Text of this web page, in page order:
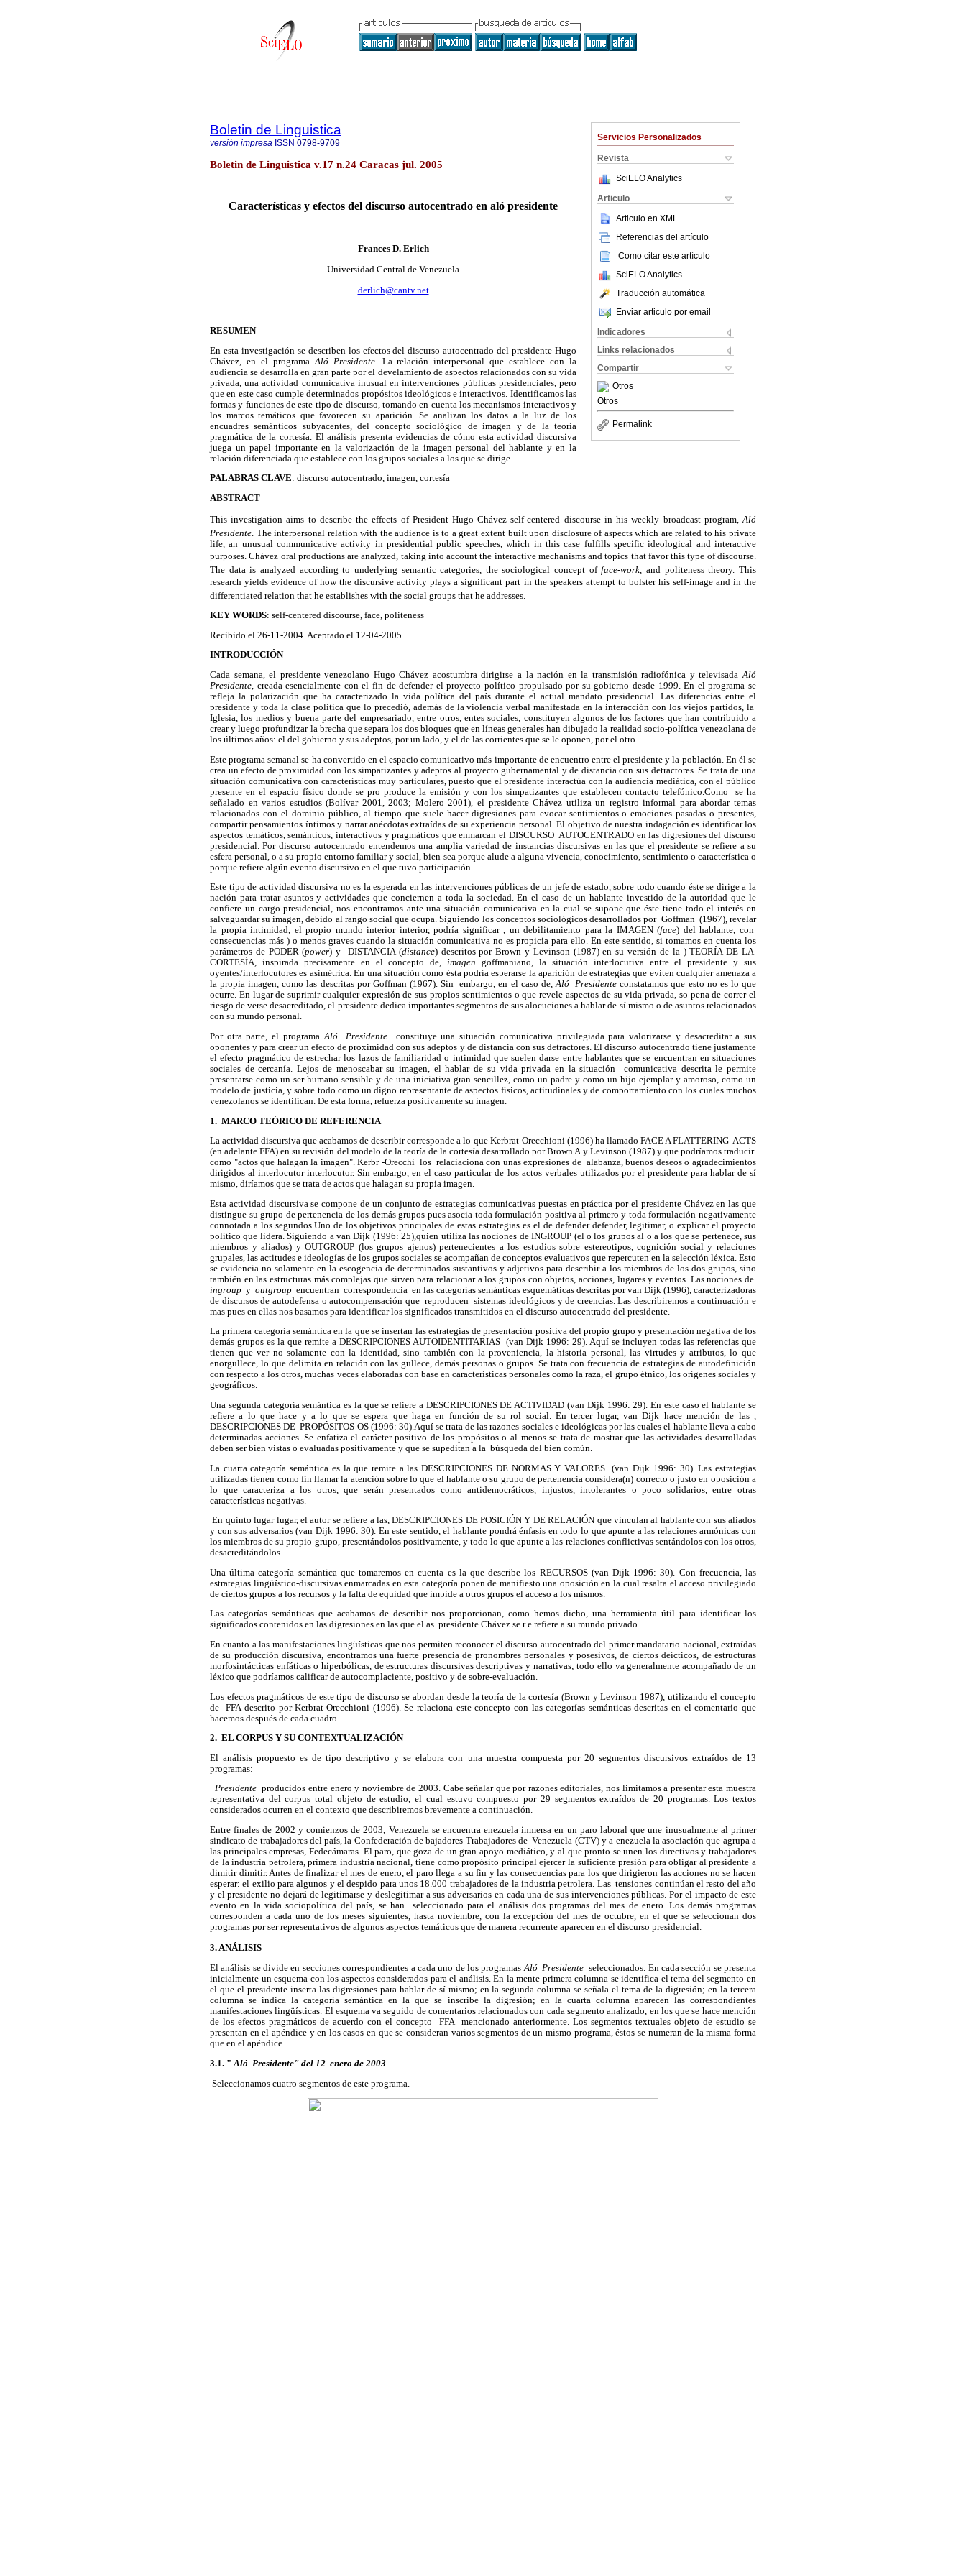
Servicios Personalizados
Revista
SciELO Analytics
Articulo
Articulo en XML
Referencias del artículo
Como citar este artículo
SciELO Analytics
Traducción automática
Enviar articulo por email
Indicadores
Links relacionados
Compartir
Otros
Otros
Permalink
Boletin de Linguistica
versión impresa ISSN 0798-9709
Boletin de Linguistica v.17 n.24 Caracas jul. 2005
Características y efectos del discurso autocentrado en aló presidente
Frances D. Erlich
Universidad Central de Venezuela
derlich@cantv.net
RESUMEN
En esta investigación se describen los efectos del discurso autocentrado del presidente Hugo
Chávez, en el programaAló Presidente. La relación interpersonal que establece con la
audiencia se desarrolla en gran parte por el develamiento de aspectos relacionados con su vida
privada, una actividad comunicativa inusual en intervenciones públicas presidenciales, pero
que en este caso cumple determinados propósitos ideológicos e interactivos. Identificamos las
formas y funciones de este tipo de discurso, tomando en cuenta los mecanismos interactivos y
los marcos temáticos que favorecen su aparición. Se analizan los datos a la luz de los
encuadres semánticos subyacentes, del concepto sociológico de imagen y de la teoría
pragmática de la cortesía. El análisis presenta evidencias de cómo esta actividad discursiva
juega un papel importante en la valorización de la imagen personal del hablante y en la
relación diferenciada que establece con los grupos sociales a los que se dirige.
PALABRAS CLAVE: discurso autocentrado, imagen, cortesía
ABSTRACT
This investigation aims to describe the effects of President Hugo Chávez self-centered discourse in his weekly broadcast program, Aló
Presidente . The interpersonal relation with the audience is to a great extent built upon disclosure of aspects which are related to his private
life, an unusual communicative activity in presidential public speeches, which in this case fulfills specific ideological and interactive
purposes. Chávez oral productions are analyzed, taking into account the interactive mechanisms and topics that favor this type of discourse.
The data is analyzed according to underlying semantic categories, the sociological concept offace-work , and politeness theory. This
research yields evidence of how the discursive activity plays a significant part in the speakers attempt to bolster his self-image and in the
differentiated relation that he establishes with the social groups that he addresses.
KEY WORDS: self-centered discourse, face, politeness
Recibido el 26-11-2004. Aceptado el 12-04-2005.
INTRODUCCIÓN
Cada semana, el presidente venezolano Hugo Chávez acostumbra dirigirse a la nación en la transmisión radiofónica y televisadaAló
Presidente, creada esencialmente con el fin de defender el proyecto político propulsado por su gobierno desde 1999. En el programa se
refleja la polarización que ha caracterizado la vida política del país durante el actual mandato presidencial. Las diferencias entre el
presidente y toda la clase política que lo precedió, además de la violencia verbal manifestada en la interacción con los viejos partidos, la
Iglesia, los medios y buena parte del empresariado, entre otros, entes sociales, constituyen algunos de los factores que han contribuido a
crear y luego profundizar la brecha que separa los dos bloques que en líneas generales han dibujado la realidad socio-política venezolana de
los últimos años: el del gobierno y sus adeptos, por un lado, y el de las corrientes que se le oponen, por el otro.
Este programa semanal se ha convertido en el espacio comunicativo más importante de encuentro entre el presidente y la población. En él se
crea un efecto de proximidad con los simpatizantes y adeptos al proyecto gubernamental y de distancia con sus detractores. Se trata de una
situación comunicativa con características muy particulares, puesto que el presidente interactúa con la audiencia mediática, con el público
presente en el espacio físico donde se pro produce la emisión y con los simpatizantes que establecen contacto telefónico.Como se ha
señalado en varios estudios (Bolívar 2001, 2003; Molero 2001), el presidente Chávez utiliza un registro informal para abordar temas
relacionados con el dominio público, al tiempo que suele hacer digresiones para evocar sentimientos o emociones pasadas o presentes,
compartir pensamientos íntimos y narrar anécdotas extraídas de su experiencia personal. El objetivo de nuestra indagación es identificar los
aspectos temáticos, semánticos, interactivos y pragmáticos que enmarcan el DISCURSO AUTOCENTRADO en las digresiones del discurso
presidencial. Por discurso autocentrado entendemos una amplia variedad de instancias discursivas en las que el presidente se refiere a su
esfera personal, o a su propio entorno familiar y social, bien sea porque alude a alguna vivencia, conocimiento, sentimiento o característica o
porque refiere algún evento discursivo en el que tuvo participación.
Este tipo de actividad discursiva no es la esperada en las intervenciones públicas de un jefe de estado, sobre todo cuando éste se dirige a la
nación para tratar asuntos y actividades que conciernen a toda la sociedad. En el caso de un hablante investido de la autoridad que le
confiere un cargo presidencial, nos encontramos ante una situación comunicativa en la cual se supone que éste tiene todo el interés en
salvaguardar su imagen, debido al rango social que ocupa. Siguiendo los conceptos sociológicos desarrollados por Goffman (1967), revelar
la propia intimidad, el propio mundo interior interior, podría significar , un debilitamiento para la IMAGEN (face) del hablante, con
consecuencias más ) o menos graves cuando la situación comunicativa no es propicia para ello. En este sentido, si tomamos en cuenta los
parámetros de PODER (power) y DISTANCIA (distance) descritos por Brown y Levinson (1987) en su versión de la ) TEORÍA DE LA
CORTESÍA, inspirada precisamente en el concepto de,imagen goffmaniano, la situación interlocutiva entre el presidente y sus
oyentes/interlocutores es asimétrica. En una situación como ésta podría esperarse la aparición de estrategias que eviten cualquier amenaza a
la propia imagen, como las descritas por Goffman (1967). Sin embargo, en el caso de,Aló Presidenteconstatamos que esto no es lo que
ocurre. En lugar de suprimir cualquier expresión de sus propios sentimientos o que revele aspectos de su vida privada, so pena de correr el
riesgo de verse desacreditado, el presidente dedica importantes segmentos de sus alocuciones a hablar de sí mismo o de asuntos relacionados
con su mundo personal.
Por otra parte, el programaAló Presidente constituye una situación comunicativa privilegiada para valorizarse y desacreditar a sus
oponentes y para crear un efecto de proximidad con sus adeptos y de distancia con sus detractores. El discurso autocentrado tiene justamente
el efecto pragmático de estrechar los lazos de familiaridad o intimidad que suelen darse entre hablantes que se encuentran en situaciones
sociales de cercanía. Lejos de menoscabar su imagen, el hablar de su vida privada en la situación comunicativa descrita le permite
presentarse como un ser humano sensible y de una iniciativa gran sencillez, como un padre y como un hijo ejemplar y amoroso, como un
modelo de justicia, y sobre todo como un digno representante de aspectos físicos, actitudinales y de comportamiento con los cuales muchos
venezolanos se identifican. De esta forma, refuerza positivamente su imagen.
1. MARCO TEÓRICO DE REFERENCIA
La actividad discursiva que acabamos de describir corresponde a lo que Kerbrat-Orecchioni (1996) ha llamado FACE A FLATTERING ACTS
(en adelante FFA) en su revisión del modelo de la teoría de la cortesía desarrollado por Brown A y Levinson (1987) y que podríamos traducir
como "actos que halagan la imagen". Kerbr -Orecchi los relaciaciona con unas expresiones de alabanza, buenos deseos o agradecimientos
dirigidos al interlocutor interlocutor. Sin embargo, en el caso particular de los actos verbales utilizados por el presidente para hablar de sí
mismo, diríamos que se trata de actos que halagan su propia imagen.
Esta actividad discursiva se compone de un conjunto de estrategias comunicativas puestas en práctica por el presidente Chávez en las que
distingue su grupo de pertenencia de los demás grupos pues asocia toda formulación positiva al primero y toda formulación negativamente
connotada a los segundos.Uno de los objetivos principales de estas estrategias es el de defender defender, legitimar, o explicar el proyecto
político que lidera. Siguiendo a van Dijk (1996: 25),quien utiliza las nociones de INGROUP (el o los grupos al o a los que se pertenece, sus
miembros y aliados) y OUTGROUP (los grupos ajenos) pertenecientes a los estudios sobre estereotipos, cognición social y relaciones
grupales, las actitudes e ideologías de los grupos sociales se acompañan de conceptos evaluativos que repercuten en la selección léxica. Esto
se evidencia no solamente en la escogencia de determinados sustantivos y adjetivos para describir a los miembros de los dos grupos, sino
también en las estructuras más complejas que sirven para relacionar a los grupos con objetos, acciones, lugares y eventos. Las nociones de
ingroup y outgroup encuentran correspondencia en las categorías semánticas esquemáticas descritas por van Dijk (1996), caracterizadoras
de discursos de autodefensa o autocompensación que reproducen sistemas ideológicos y de creencias. Las describiremos a continuación e
mas pues en ellas nos basamos para identificar los significados transmitidos en el discurso autocentrado del presidente.
La primera categoría semántica en la que se insertan las estrategias de presentación positiva del propio grupo y presentación negativa de los
demás grupos es la que remite a DESCRIPCIONES AUTOIDENTITARIAS (van Dijk 1996: 29). Aquí se incluyen todas las referencias que
tienen que ver no solamente con la identidad, sino también con la proveniencia, la historia personal, las virtudes y atributos, lo que
enorgullece, lo que delimita en relación con las gullece, demás personas o grupos. Se trata con frecuencia de estrategias de autodefinición
con respecto a los otros, muchas veces elaboradas con base en características personales como la raza, el grupo étnico, los orígenes sociales y
geográficos.
Una segunda categoría semántica es la que se refiere a DESCRIPCIONES DE ACTIVIDAD (van Dijk 1996: 29). En este caso el hablante se
refiere a lo que hace y a lo que se espera que haga en función de su rol social. En tercer lugar, van Dijk hace mención de las ,
DESCRIPCIONES DE PROPÓSITOS OS (1996: 30).Aquí se trata de las razones sociales e ideológicas por las cuales el hablante lleva a cabo
determinadas acciones. Se enfatiza el carácter positivo de los propósitos o al menos se trata de mostrar que las actividades desarrolladas
deben ser bien vistas o evaluadas positivamente y que se supeditan a la búsqueda del bien común.
La cuarta categoría semántica es la que remite a las DESCRIPCIONES DE NORMAS Y VALORES (van Dijk 1996: 30). Las estrategias
utilizadas tienen como fin llamar la atención sobre lo que el hablante o su grupo de pertenencia considera(n) correcto o justo en oposición a
lo que caracteriza a los otros, que serán presentados como antidemocráticos, injustos, intolerantes o poco solidarios, entre otras
características negativas.
En quinto lugar lugar, el autor se refiere a las, DESCRIPCIONES DE POSICIÓN Y DE RELACIÓN que vinculan al hablante con sus aliados
y con sus adversarios (van Dijk 1996: 30). En este sentido, el hablante pondrá énfasis en todo lo que apunte a las relaciones armónicas con
los miembros de su propio grupo, presentándolos positivamente, y todo lo que apunte a las relaciones conflictivas sentándolos con los otros,
desacreditándolos.
Una última categoría semántica que tomaremos en cuenta es la que describe los RECURSOS (van Dijk 1996: 30). Con frecuencia, las
estrategias lingüístico-discursivas enmarcadas en esta categoría ponen de manifiesto una oposición en la cual resalta el acceso privilegiado
de ciertos grupos a los recursos y la falta de equidad que impide a otros grupos el acceso a los mismos.
Las categorías semánticas que acabamos de describir nos proporcionan, como hemos dicho, una herramienta útil para identificar los
significados contenidos en las digresiones en las que el as presidente Chávez se r e refiere a su mundo privado.
En cuanto a las manifestaciones lingüísticas que nos permiten reconocer el discurso autocentrado del primer mandatario nacional, extraídas
de su producción discursiva, encontramos una fuerte presencia de pronombres personales y posesivos, de ciertos deícticos, de estructuras
morfosintácticas enfáticas o hiperbólicas, de estructuras discursivas descriptivas y narrativas; todo ello va generalmente acompañado de un
léxico que podríamos calificar de autocomplaciente, positivo y de sobre-evaluación.
Los efectos pragmáticos de este tipo de discurso se abordan desde la teoría de la cortesía (Brown y Levinson 1987), utilizando el concepto
de FFA descrito por Kerbrat-Orecchioni (1996). Se relaciona este concepto con las categorías semánticas descritas en el comentario que
hacemos después de cada cuadro.
2. EL CORPUS Y SU CONTEXTUALIZACIÓN
El análisis propuesto es de tipo descriptivo y se elabora con una muestra compuesta por 20 segmentos discursivos extraídos de 13
programas:
Presidenteproducidos entre enero y noviembre de 2003. Cabe señalar que por razones editoriales, nos limitamos a presentar esta muestra
representativa del corpus total objeto de estudio, el cual estuvo compuesto por 29 segmentos extraídos de 20 programas. Los textos
considerados ocurren en el contexto que describiremos brevemente a continuación.
Entre finales de 2002 y comienzos de 2003, Venezuela se encuentra enezuela inmersa en un paro laboral que une inusualmente al primer
sindicato de trabajadores del país, la Confederación de bajadores Trabajadores de Venezuela (CTV) y a enezuela la asociación que agrupa a
las principales empresas, Fedecámaras. El paro, que goza de un gran apoyo mediático, y al que pronto se unen los directivos y trabajadores
de la industria petrolera, primera industria nacional, tiene como propósito principal ejercer la suficiente presión para obligar al presidente a
dimitir dimitir. Antes de finalizar el mes de enero, el paro llega a su fin y las consecuencias para los que dirigieron las acciones no se hacen
esperar: el exilio para algunos y el despido para unos 18.000 trabajadores de la industria petrolera. Las tensiones continúan el resto del año
y el presidente no dejará de legitimarse y deslegitimar a sus adversarios en cada una de sus intervenciones públicas. Por el impacto de este
evento en la vida sociopolítica del país, se han seleccionado para el análisis dos programas del mes de enero. Los demás programas
corresponden a cada uno de los meses siguientes, hasta noviembre, con la excepción del mes de octubre, en el que se seleccionan dos
programas por ser representativos de algunos aspectos temáticos que de manera recurrente aparecen en el discurso presidencial.
3. ANÁLISIS
El análisis se divide en secciones correspondientes a cada uno de los programasAló Presidenteseleccionados. En cada sección se presenta
inicialmente un esquema con los aspectos considerados para el análisis. En la mente primera columna se identifica el tema del segmento en
el que el presidente inserta las digresiones para hablar de sí mismo; en la segunda columna se señala el tema de la digresión; en la tercera
columna se indica la categoría semántica en la que se inscribe la digresión; en la cuarta columna aparecen las correspondientes
manifestaciones lingüísticas. El esquema va seguido de comentarios relacionados con cada segmento analizado, en los que se hace mención
de los efectos pragmáticos de acuerdo con el concepto FFA mencionado anteriormente. Los segmentos textuales objeto de estudio se
presentan en el apéndice y en los casos en que se consideran varios segmentos de un mismo programa, éstos se numeran de la misma forma
que en el apéndice.
3.1. "Aló Presidente" del 12 enero de 2003
Seleccionamos cuatro segmentos de este programa.